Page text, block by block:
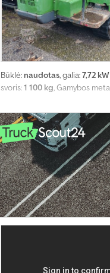
Būklė: naudotas, galia:7,72
svoris:1 100 kg, Gamybos